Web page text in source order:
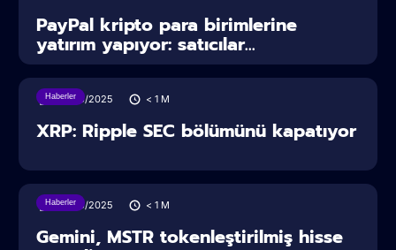
PayPal kripto para birimlerine
yatırım yapıyor: satıcılar...
Haberler
28/06/2025 < 1 M
XRP: Ripple SEC bölümünü kapatıyor
Haberler
28/06/2025 < 1 M
Gemini, MSTR tokenleştirilmiş hisse